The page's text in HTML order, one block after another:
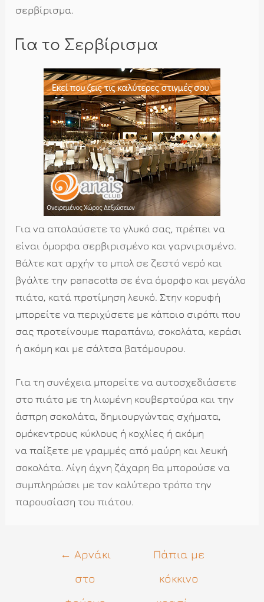
σερβίρισμα.
Για το Σερβίρισμα
Για να απολαύσετε το γλυκό σας, πρέπει να
είναι όμορφα σερβιρισμένο και γαρνιρισμένο.
Βάλτε κατ αρχήν το μπολ σε ζεστό νερό και
βγάλτε την panacotta σε ένα όμορφο και μεγάλο
πιάτο, κατά προτίμηση λευκό. Στην κορυφή
μπορείτε να περιχύσετε με κάποιο σιρόπι που
σας προτείνουμε παραπάνω, σοκολάτα, κεράσι
ή ακόμη και με σάλτσα βατόμουρου.
Για τη συνέχεια μπορείτε να αυτοσχεδιάσετε
στο πιάτο με τη λιωμένη κουβερτούρα και την
άσπρη σοκολάτα, δημιουργώντας σχήματα,
ομόκεντρους κύκλους ή κοχλίες ή ακόμη
να παίξετε με γραμμές από μαύρη και λευκή
σοκολάτα. Λίγη άχνη ζάχαρη θα μπορούσε να
συμπληρώσει με τον καλύτερο τρόπο την
παρουσίαση του πιάτου.
Πλοήγηση
← Αρνάκι
στο
Πάπια με
κόκκινο